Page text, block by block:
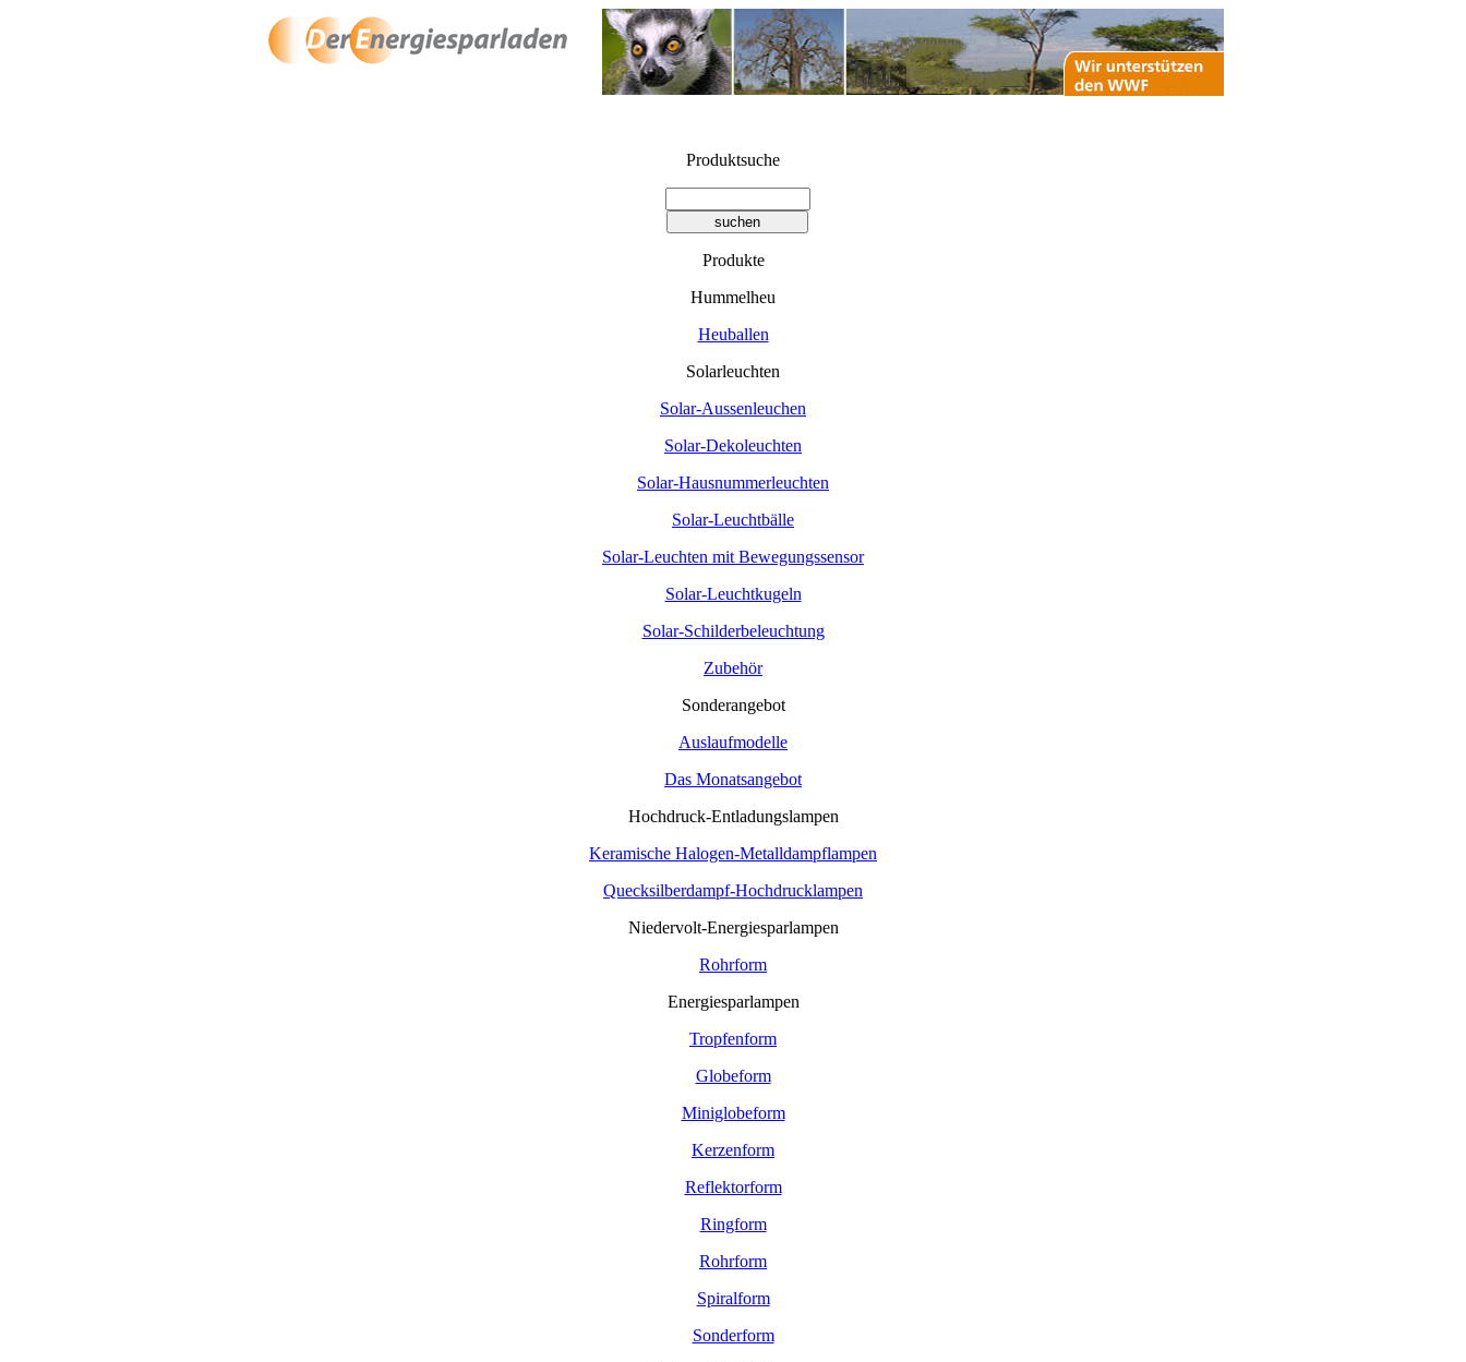
Produktsuche
Produkte
Hummelheu
Heuballen
Solarleuchten
Solar-Aussenleuchen
Solar-Dekoleuchten
Solar-Hausnummerleuchten
Solar-Leuchtbälle
Solar-Leuchten mit Bewegungssensor
Solar-Leuchtkugeln
Solar-Schilderbeleuchtung
Zubehör
Sonderangebot
Auslaufmodelle
Das Monatsangebot
Hochdruck-Entladungslampen
Keramische Halogen-Metalldampflampen
Quecksilberdampf-Hochdrucklampen
Niedervolt-Energiesparlampen
Rohrform
Energiesparlampen
Tropfenform
Globeform
Miniglobeform
Kerzenform
Reflektorform
Ringform
Rohrform
Spiralform
Sonderform